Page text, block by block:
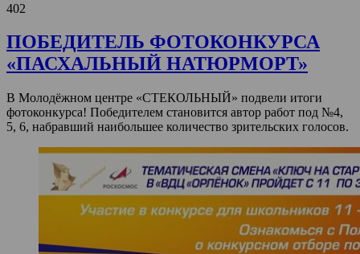
402
ПОБЕДИТЕЛЬ ФОТОКОНКУРСА
«ПАСХАЛЬНЫЙ НАТЮРМОРТ»
В Молодёжном центре «СТЕКОЛЬНЫЙ» подвели итоги
фотоконкурса! Победителем становится автор работ под №4,
5, 6, набравший наибольшее количество зрительских голосов.